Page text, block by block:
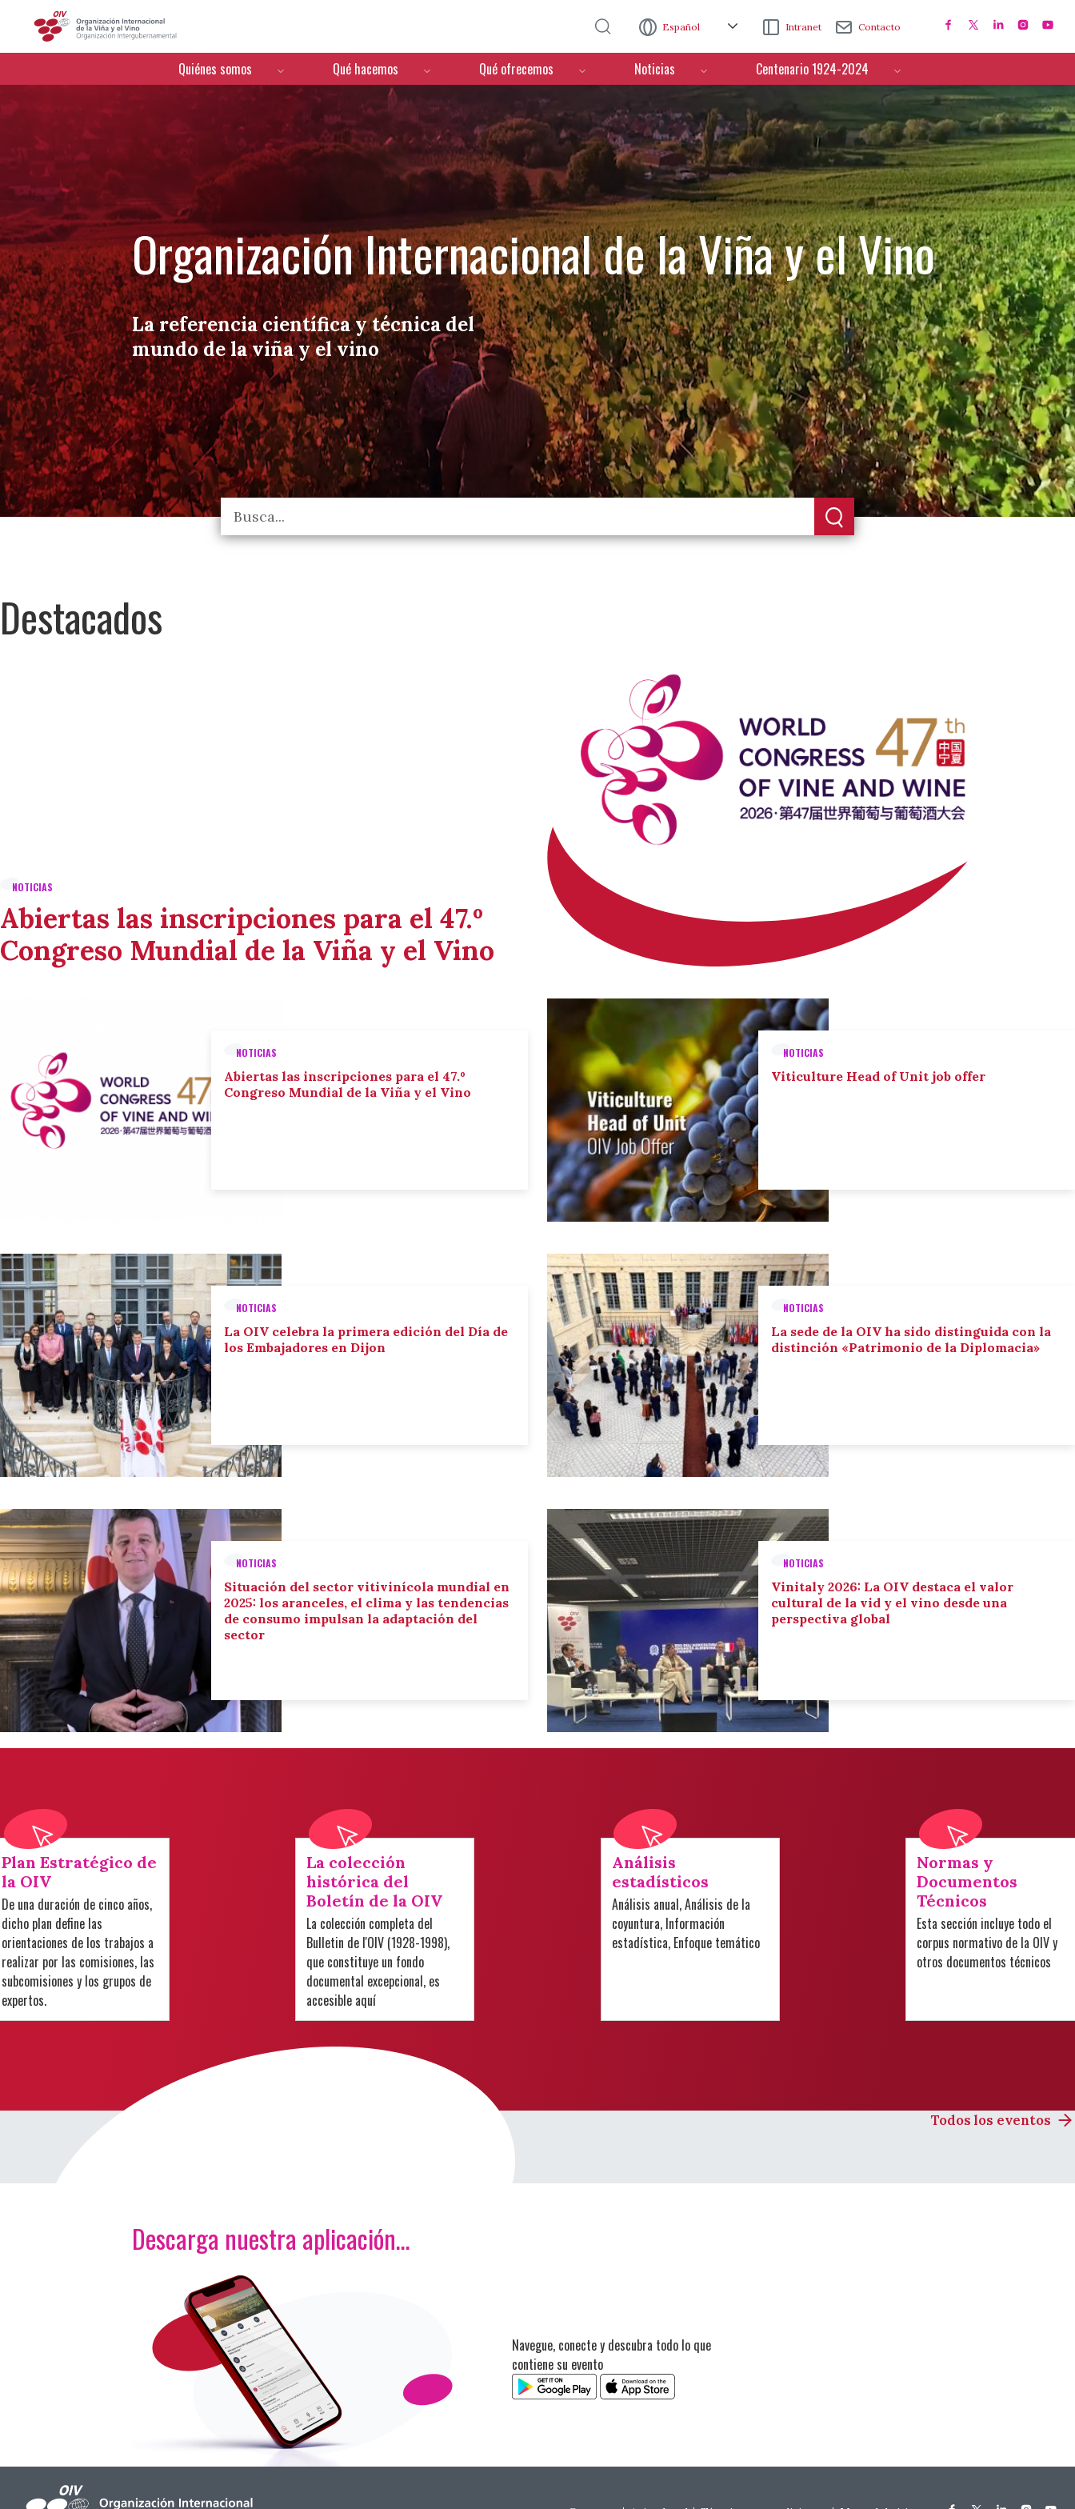
Español Intranet Contacto
Menú de navegación
Quiénes somos Qué hacemos Qué ofrecemos Noticias Centenario 1924-2024
Organización Internacional de la Viña y el Vino
La referencia científica y técnica del
mundo de la viña y el vino
Destacados
NOTICIAS
Abiertas las inscripciones para el 47.º
Congreso Mundial de la Viña y el Vino
NOTICIAS
Abiertas las inscripciones para el 47.º
Congreso Mundial de la Viña y el Vino
NOTICIAS
Viticulture Head of Unit job offer
NOTICIAS
La OIV celebra la primera edición del Día de
los Embajadores en Dijon
NOTICIAS
La sede de la OIV ha sido distinguida con la
distinción «Patrimonio de la Diplomacia»
NOTICIAS
Situación del sector vitivinícola mundial en
2025: los aranceles, el clima y las tendencias
de consumo impulsan la adaptación del
sector
NOTICIAS
Vinitaly 2026: La OIV destaca el valor
cultural de la vid y el vino desde una
perspectiva global
Plan Estratégico de
la OIV
De una duración de cinco años,
dicho plan define las
orientaciones de los trabajos a
realizar por las comisiones, las
subcomisiones y los grupos de
expertos.
La colección
histórica del
Boletín de la OIV
La colección completa del
Bulletin de l'OIV (1928-1998),
que constituye un fondo
documental excepcional, es
accesible aquí
Análisis
estadísticos
Análisis anual, Análisis de la
coyuntura, Información
estadística, Enfoque temático
Normas y
Documentos
Técnicos
Esta sección incluye todo el
corpus normativo de la OIV y
otros documentos técnicos
Todos los eventos
Descarga nuestra aplicación…
Navegue, conecte y descubra todo lo que
contiene su evento